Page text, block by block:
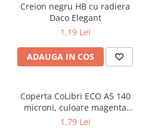
Creion negru HB cu radiera
Daco Elegant
1,19 Lei
ADAUGA IN COS
Coperta CoLibri ECO A5 140
microni, culoare magenta
opac
1,79 Lei